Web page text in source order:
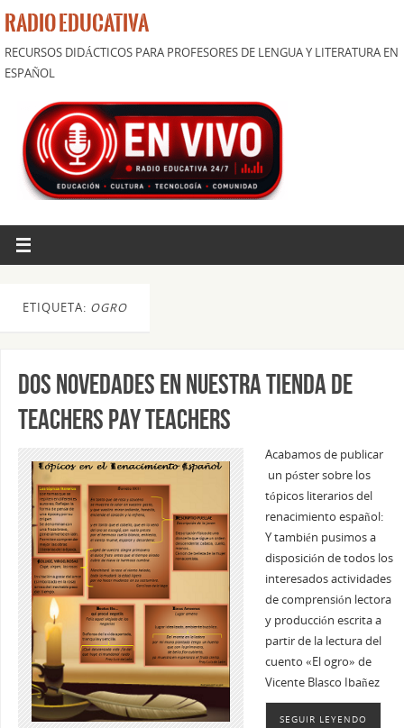
RADIO EDUCATIVA
RECURSOS DIDÁCTICOS PARA PROFESORES DE LENGUA Y LITERATURA EN
ESPAÑOL
ETIQUETA: OGRO
Dos novedades en nuestra tienda de
Teachers pay Teachers
Acabamos de publicar
un póster sobre los
tópicos literarios del
renacimiento español:
Y también pusimos a
disposición de todos los
interesados actividades
de comprensión lectora
y producción escrita a
partir de la lectura del
cuento «El ogro» de
Vicente Blasco Ibañez
SEGUIR LEYENDO